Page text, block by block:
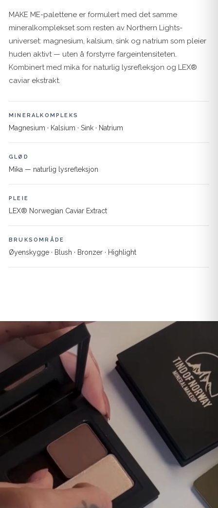
MAKE ME-palettene er formulert med det samme
mineralkomplekset som resten av Northern Lights-
universet: magnesium, kalsium, sink og natrium som pleier
huden aktivt — uten å forstyrre fargeintensiteten.
Kombinert med mika for naturlig lysrefleksjon og LEX®
caviar ekstrakt.
MINERALKOMPLEKS
Magnesium · Kalsium · Sink · Natrium
GLØD
Mika — naturlig lysrefleksjon
PLEIE
LEX® Norwegian Caviar Extract
BRUKSOMRÅDE
Øyenskygge · Blush · Bronzer · Highlight